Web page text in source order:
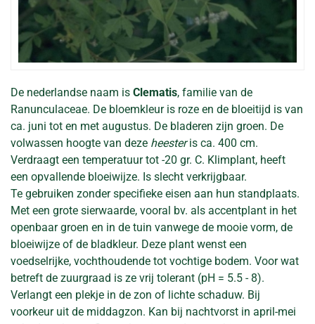
De nederlandse naam is Clematis, familie van de
Ranunculaceae. De bloemkleur is roze en de bloeitijd is van
ca. juni tot en met augustus. De bladeren zijn groen. De
volwassen hoogte van deze heesteris ca. 400 cm.
Verdraagt een temperatuur tot -20 gr. C. Klimplant, heeft
een opvallende bloeiwijze. Is slecht verkrijgbaar.
Te gebruiken zonder specifieke eisen aan hun standplaats.
Met een grote sierwaarde, vooral bv. als accentplant in het
openbaar groen en in de tuin vanwege de mooie vorm, de
bloeiwijze of de bladkleur. Deze plant wenst een
voedselrijke, vochthoudende tot vochtige bodem. Voor wat
betreft de zuurgraad is ze vrij tolerant (pH = 5.5 - 8).
Verlangt een plekje in de zon of lichte schaduw. Bij
voorkeur uit de middagzon. Kan bij nachtvorst in april-mei